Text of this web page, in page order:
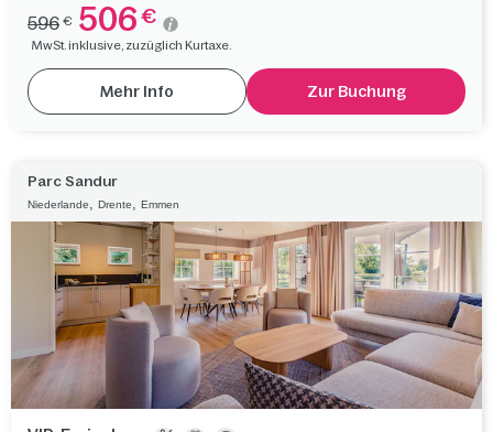
596 € 506 €
MwSt. inklusive, zuzüglich Kurtaxe.
Mehr Info Zur Buchung
Parc Sandur
Niederlande, Drente, Emmen